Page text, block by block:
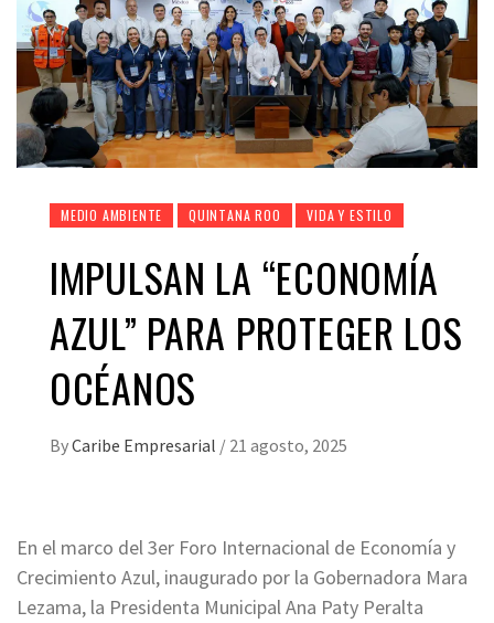
MEDIO AMBIENTE QUINTANA ROO VIDA Y ESTILO
IMPULSAN LA “ECONOMÍA
AZUL” PARA PROTEGER LOS
OCÉANOS
ByCaribe Empresarial / 21 agosto, 2025
En el marco del 3er Foro Internacional de Economía y
Crecimiento Azul, inaugurado por la Gobernadora Mara
Lezama, la Presidenta Municipal Ana Paty Peralta